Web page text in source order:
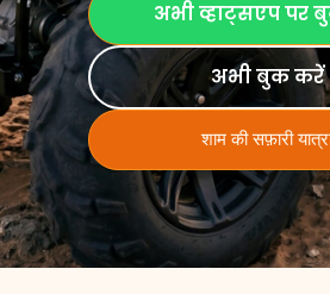
अभी व्हाट्सएप पर
अभी बुक करें
शाम की सफ़ारी